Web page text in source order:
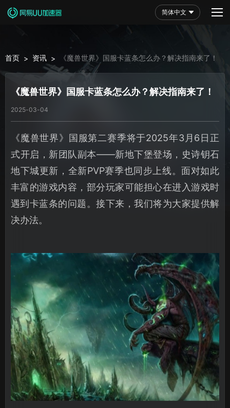
简体中文
首页 > 资讯 > 《魔兽世界》国服卡蓝条怎么办？解决指南来了！
《魔兽世界》国服卡蓝条怎么办？解决指南来了！
2025-03-04
《魔兽世界》国服第二赛季将于2025年3月6日正
式开启，新团队副本——新地下堡登场，史诗钥石
地下城更新，全新PVP赛季也同步上线。面对如此
丰富的游戏内容，部分玩家可能担心在进入游戏时
遇到卡蓝条的问题。接下来，我们将为大家提供解
决办法。